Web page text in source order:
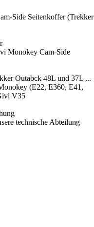
Side Seitenkoffer (Trekker
Monokey Cam-Side
Outabck 48L und 37L ...
(E22, E360, E41,
V35
technische Abteilung